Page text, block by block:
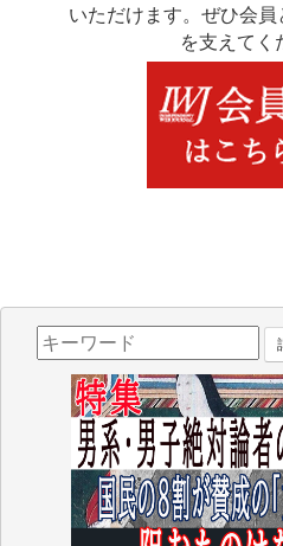
いただけます。ぜひ会
を支えてく